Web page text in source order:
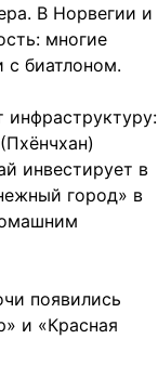
В Норвегии и
многие
биатлоном.
инфраструктуру:
инвестирует в
город» в
появились
и «Красная